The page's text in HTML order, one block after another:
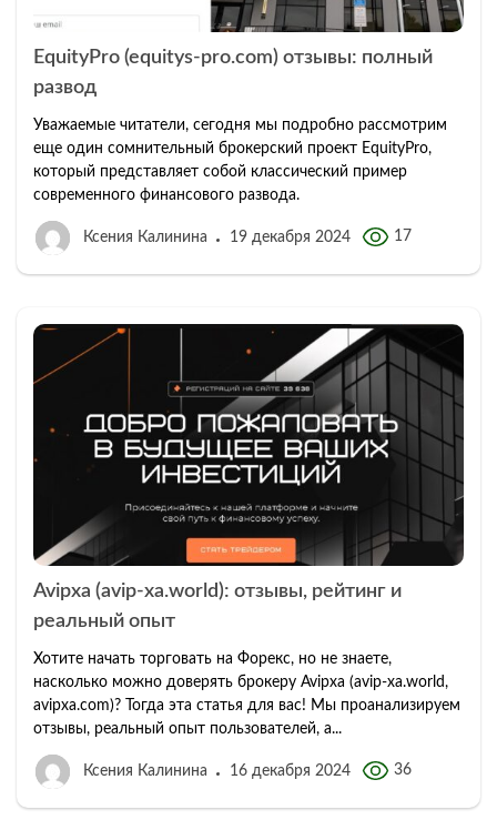
EquityPro (equitys-pro.com) отзывы: полный
развод
Уважаемые читатели, сегодня мы подробно рассмотрим
еще один сомнительный брокерский проект EquityPro,
который представляет собой классический пример
современного финансового развода.
Ксения Калинина 19 декабря 2024 17
Avipxa (avip-xa.world): отзывы, рейтинг и
реальный опыт
Хотите начать торговать на Форекс, но не знаете,
насколько можно доверять брокеру Avipxa (avip-xa.world,
avipxa.com)? Тогда эта статья для вас! Мы проанализируем
отзывы, реальный опыт пользователей, а...
Ксения Калинина 16 декабря 2024 36